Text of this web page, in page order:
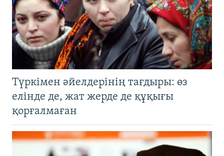
Түркімен әйелдерінің тағдыры: өз
елінде де, жат жерде де құқығы
қорғалмаған